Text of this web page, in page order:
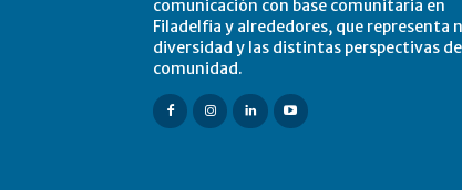
comunicación con base comunitaria en
Filadelfia y alrededores, que representa
diversidad y las distintas perspectivas
comunidad.